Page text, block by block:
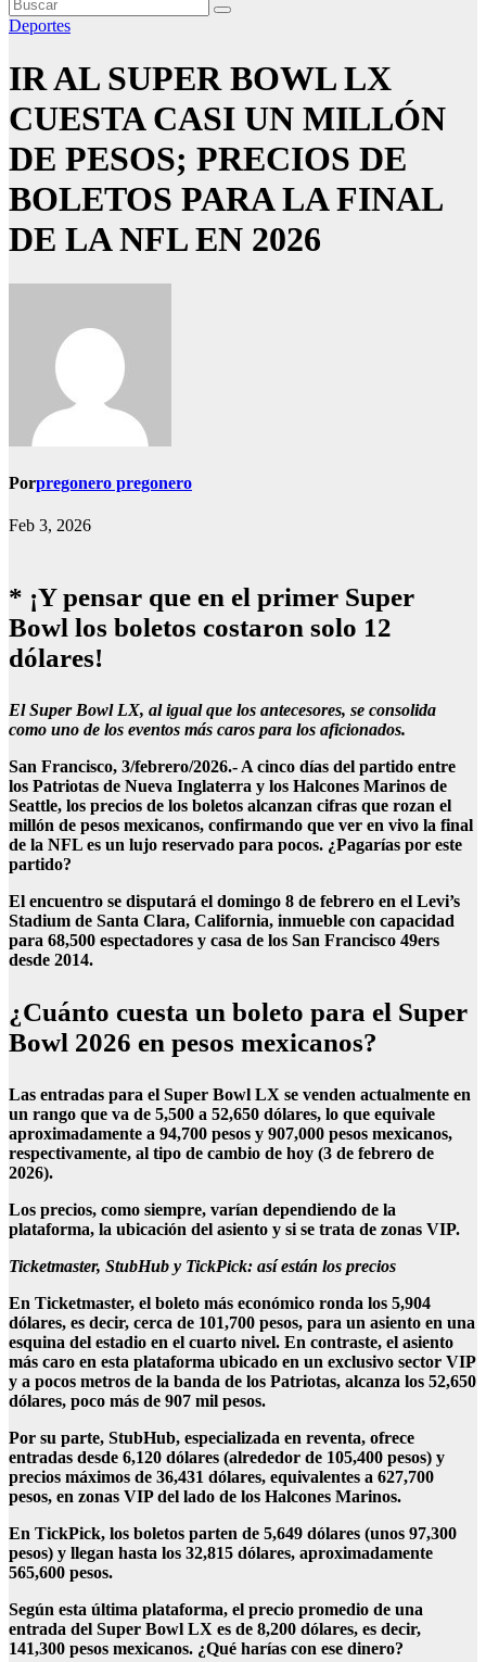
Deportes
IR AL SUPER BOWL LX
CUESTA CASI UN MILLÓN
DE PESOS; PRECIOS DE
BOLETOS PARA LA FINAL
DE LA NFL EN 2026
Porpregonero pregonero
Feb 3, 2026
* ¡Y pensar que en el primer Super
Bowl los boletos costaron solo 12
dólares!
El Super Bowl LX, al igual que los antecesores, se consolida
como uno de los eventos más caros para los aficionados.
San Francisco, 3/febrero/2026.- A cinco días del partido entre
los Patriotas de Nueva Inglaterra y los Halcones Marinos de
Seattle, los precios de los boletos alcanzan cifras que rozan el
millón de pesos mexicanos, confirmando que ver en vivo la final
de la NFL es un lujo reservado para pocos. ¿Pagarías por este
partido?
El encuentro se disputará el domingo 8 de febrero en el Levi’s
Stadium de Santa Clara, California, inmueble con capacidad
para 68,500 espectadores y casa de los San Francisco 49ers
desde 2014.
¿Cuánto cuesta un boleto para el Super
Bowl 2026 en pesos mexicanos?
Las entradas para el Super Bowl LX se venden actualmente en
un rango que va de 5,500 a 52,650 dólares, lo que equivale
aproximadamente a 94,700 pesos y 907,000 pesos mexicanos,
respectivamente, al tipo de cambio de hoy (3 de febrero de
2026).
Los precios, como siempre, varían dependiendo de la
plataforma, la ubicación del asiento y si se trata de zonas VIP.
Ticketmaster, StubHub y TickPick: así están los precios
En Ticketmaster, el boleto más económico ronda los 5,904
dólares, es decir, cerca de 101,700 pesos, para un asiento en una
esquina del estadio en el cuarto nivel. En contraste, el asiento
más caro en esta plataforma ubicado en un exclusivo sector VIP
y a pocos metros de la banda de los Patriotas, alcanza los 52,650
dólares, poco más de 907 mil pesos.
Por su parte, StubHub, especializada en reventa, ofrece
entradas desde 6,120 dólares (alrededor de 105,400 pesos) y
precios máximos de 36,431 dólares, equivalentes a 627,700
pesos, en zonas VIP del lado de los Halcones Marinos.
En TickPick, los boletos parten de 5,649 dólares (unos 97,300
pesos) y llegan hasta los 32,815 dólares, aproximadamente
565,600 pesos.
Según esta última plataforma, el precio promedio de una
entrada del Super Bowl LX es de 8,200 dólares, es decir,
141,300 pesos mexicanos. ¿Qué harías con ese dinero?